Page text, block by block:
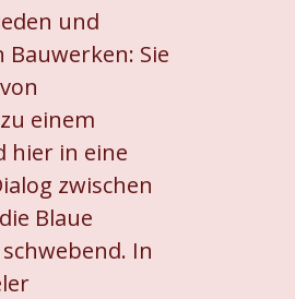
und
Sie
einem
hier in eine
zwischen
Blaue
In